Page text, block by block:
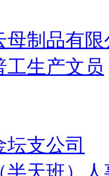
母制品有限
工生产文员
支公司
天班）